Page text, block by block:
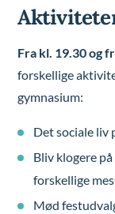
Fra kl. 19.30 og
forskellige
gymnasium:
Det sociale liv
Bliv klogere
forskellige
Mød